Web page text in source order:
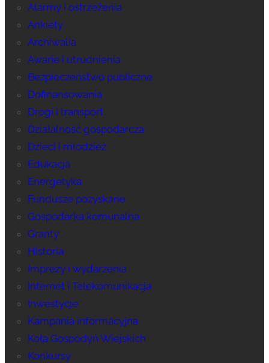
Alarmy i ostrzeżenia
Ankiety
Archiwalia
Awarie i utrudnienia
Bezpieczeństwo publiczne
Dofinansowania
Drogi i transport
Działalność gospodarcza
Dzieci i młodzież
Edukacja
Energetyka
Fundusze pozyskane
Gospodarka komunalna
Granty
Historia
Imprezy i wydarzenia
Internet i Telekomunikacja
Inwestycje
Kampania informacyjna
Koła Gospodyń Wiejskich
Konkursy